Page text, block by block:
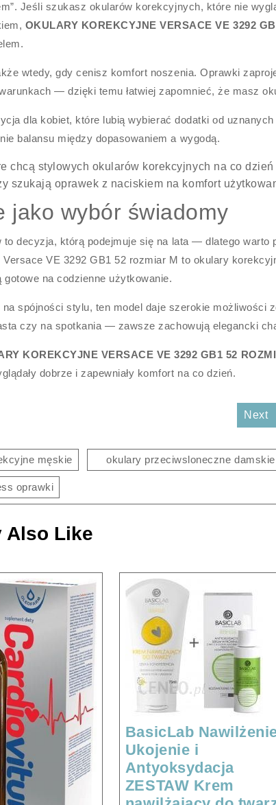
Jeśli szukasz okularów korekcyjnych, które nie
OKULARY KOREKCYJNE VERSACE VE 3292
wtedy, gdy cenisz komfort noszenia. Oprawki
— dzięki temu łatwiej zapomnieć, że masz
dla kobiet, które lubią wybierać dodatki od
balansu między dopasowaniem a wygodą.
chcą stylowych okularów korekcyjnych na co dzień
szukają oprawek z naciskiem na komfort
jako wybór świadomy
to decyzja, którą podejmuje się na lata — dlatego warto
VE 3292 GB1 52 rozmiar M to okulary
gotowe na codzienne użytkowanie.
spójności stylu, ten model daje szerokie możliwości
czy na spotkania — zawsze zachowują elegancki
KOREKCYJNE VERSACE VE 3292 GB1 52
dobrze i zapewniały komfort na co dzień.
post: Next
męskie okulary przeciwsloneczne damskie
oprawki
Also Like
BasicLab
Ukojenie i
Antyoksydacja
ZESTAW Krem